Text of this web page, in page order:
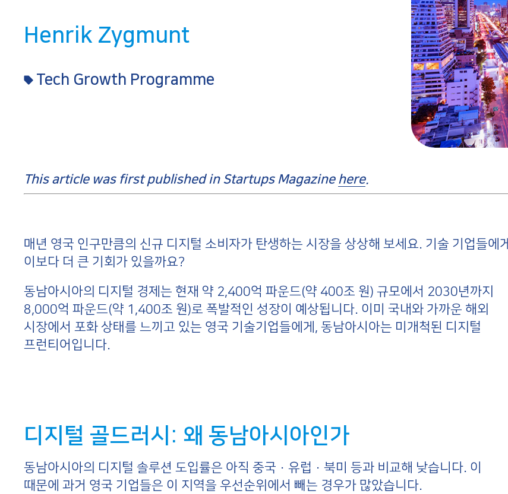
Henrik Zygmunt
Tech Growth Programme
This article was first published in Startups Magazine here.
매년 영국 인구만큼의 신규 디지털 소비자가 탄생하는 시장을 상상해 보세요. 기술 기업들에게
이보다 더 큰 기회가 있을까요?
동남아시아의 디지털 경제는 현재 약 2,400억 파운드(약 400조 원) 규모에서 2030년까지
8,000억 파운드(약 1,400조 원)로 폭발적인 성장이 예상됩니다. 이미 국내와 가까운 해외
시장에서 포화 상태를 느끼고 있는 영국 기술기업들에게, 동남아시아는 미개척된 디지털
프런티어입니다.
디지털 골드러시: 왜 동남아시아인가
동남아시아의 디지털 솔루션 도입률은 아직 중국·유럽·북미 등과 비교해 낮습니다. 이
때문에 과거 영국 기업들은 이 지역을 우선순위에서 빼는 경우가 많았습니다.